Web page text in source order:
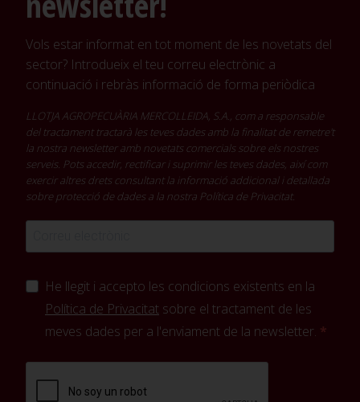
Vols estar informat en tot moment de les novetats del
sector? Introdueix el teu correu electrònic a
continuació i rebràs informació de forma periòdica
LLOTJA AGROPECUÀRIA MERCOLLEIDA, S.A., com a responsable
del tractament tractarà les teves dades amb la finalitat de remetre't
la nostra newsletter amb novetats comercials sobre els nostres
serveis. Pots accedir, rectificar i suprimir les teves dades, així com
exercir altres drets consultant la informació addicional i detallada
sobre protecció de dades a la nostra Política de Privacitat.
He llegit i accepto les condicions existents en la
Política de Privacitat sobre el tractament de les
meves dades per a l'enviament de la newsletter.